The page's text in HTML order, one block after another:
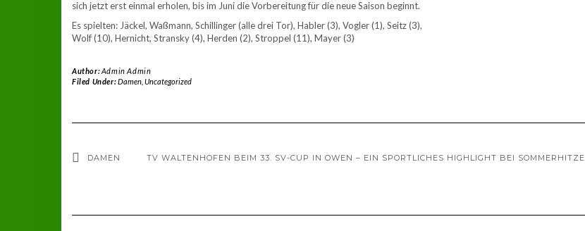
sich jetzt erst einmal erholen, bis im Juni die Vorbereitung für die neue Saison beginnt.
Es spielten: Jäckel, Waßmann, Schillinger (alle drei Tor), Habler (3), Vogler (1), Seitz (3),
Wolf (10), Hernicht, Stransky (4), Herden (2), Stroppel (11), Mayer (3)
Author:Admin Admin
Filed Under:Damen, Uncategorized
DAMEN TV WALTENHOFEN BEIM 33. SV-CUP IN OWEN – EIN SPORTLICHES HIGHLIGHT BEI SOMMERHITZE